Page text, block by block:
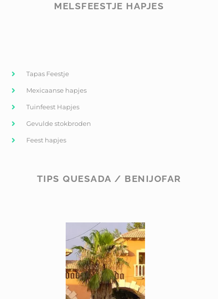
MELSFEESTJE HAPJES
Tapas Feestje
Mexicaanse hapjes
Tuinfeest Hapjes
Gevulde stokbroden
Feest hapjes
TIPS QUESADA / BENIJOFAR